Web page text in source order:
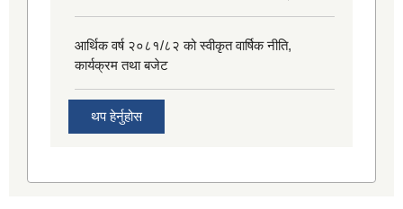
आर्थिक वर्ष २०८१/८२ को स्वीकृत वार्षिक नीति,
कार्यक्रम तथा बजेट
थप हेर्नुहोस